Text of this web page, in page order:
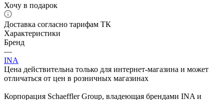
Хочу в подарок
Доставка согласно тарифам ТК
Характеристики
Бренд
—
INA
Цена действительна только для интернет-магазина и может
отличаться от цен в розничных магазинах
Корпорация Schaeffler Group, владеющая брендами INA и